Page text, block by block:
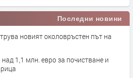
Последни новини
новият околовръстен път на
1,1 млн. евро за почистване и